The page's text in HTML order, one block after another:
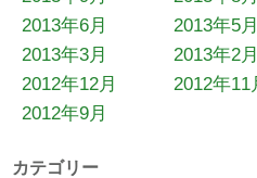
2013年6月
2013年5月
2013年3月
2013年2月
2012年12月
2012年11
2012年9月
カテゴリー